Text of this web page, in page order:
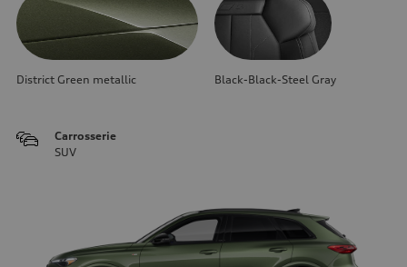
District Green metallic Black-Black-Steel Gray
Carrosserie
SUV